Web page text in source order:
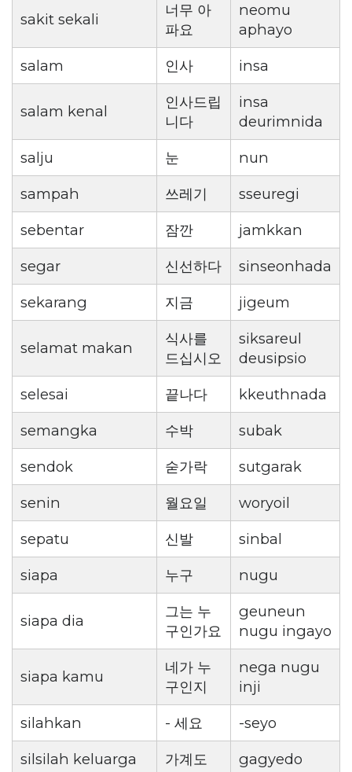
sakit sekali
너무 아
파요
neomu
aphayo
salam
인사 insa
salam kenal
인사드립
니다
insa
deurimnida
salju
눈
nun
sampah
쓰레기
sseuregi
sebentar
잠깐
jamkkan
segar
신선하다
sinseonhada
sekarang
지금 jigeum
selamat makan
식사를
드십시오
siksareul
deusipsio
selesai
끝나다
kkeuthnada
semangka
수박
subak
sendok
숟가락
sutgarak
senin
월요일
woryoil
sepatu
신발
sinbal
siapa
누구 nugu
siapa dia
그는 누
구인가요
geuneun
nugu ingayo
siapa kamu
네가 누
구인지
nega nugu
inji
silahkan
- 세요
-seyo
silsilah keluarga
가계도
gagyedo